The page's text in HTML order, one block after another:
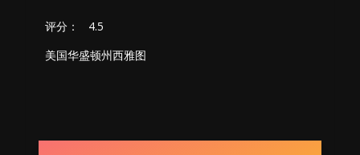
评分：
4.5
美国华盛顿州西雅图